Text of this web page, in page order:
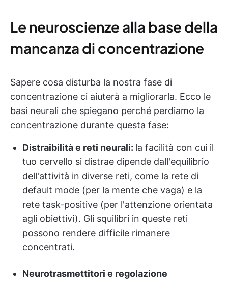
Le neuroscienze alla base della
mancanza di concentrazione
Sapere cosa disturba la nostra fase di
concentrazione ci aiuterà a migliorarla. Ecco le
basi neurali che spiegano perché perdiamo la
concentrazione durante questa fase:
Distraibilità e reti neurali: la facilità con cui il
tuo cervello si distrae dipende dall'equilibrio
dell'attività in diverse reti, come la rete di
default mode (per la mente che vaga) e la
rete task-positive (per l'attenzione orientata
agli obiettivi). Gli squilibri in queste reti
possono rendere difficile rimanere
concentrati.
Neurotrasmettitori e regolazione